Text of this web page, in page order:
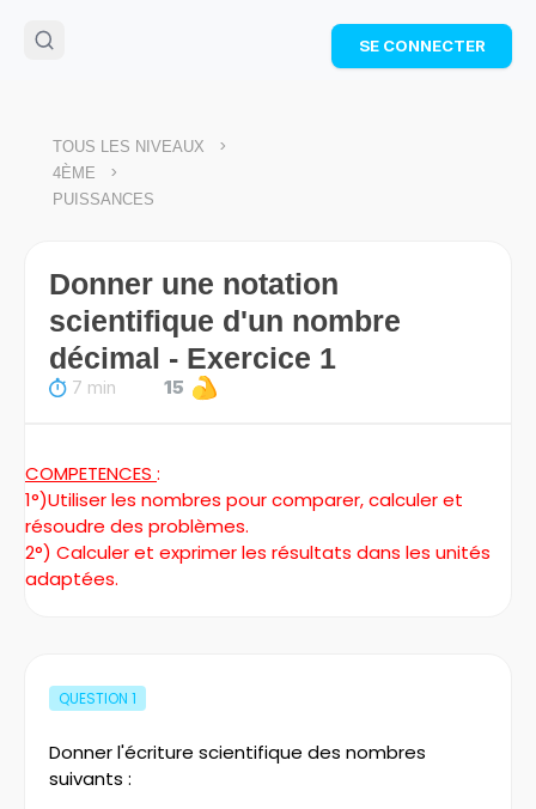
🌴Cahier de vacances offert
: révise les maths cet
Télécharge ton PDF gratuit et progresse avec des
SE CONNECTER
TOUS LES NIVEAUX >
4ÈME >
PUISSANCES
Donner une notation
scientifique d'un nombre
décimal - Exercice 1
7 min 15
COMPETENCES :
1°)Utiliser les nombres pour comparer, calculer et
résoudre des problèmes.
2°) Calculer et exprimer les résultats dans les unités
adaptées.
QUESTION 1
Donner l'écriture scientifique des nombres
suivants :